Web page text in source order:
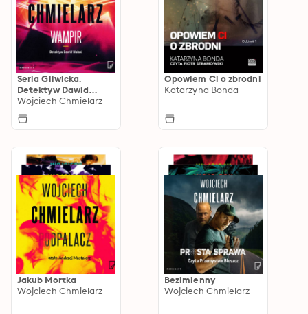
Seria Gliwicka.
Detektyw Dawid
Wolski
Wojciech Chmielarz
Opowiem Ci o zbrodni
Katarzyna Bonda
Jakub Mortka
Wojciech Chmielarz
Bezimienny
Wojciech Chmielarz